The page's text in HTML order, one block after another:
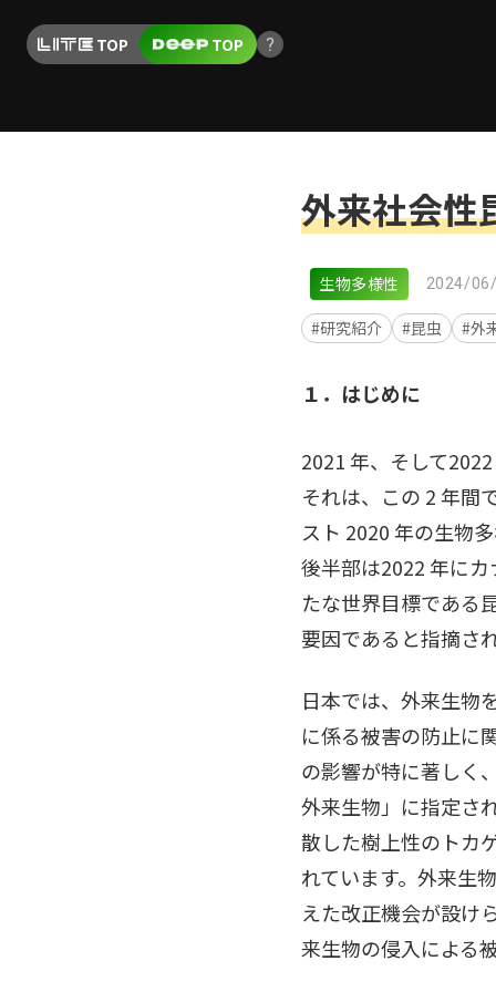
TOP TOP
外来社会性
生物多様性 2024/
#研究紹介 #昆虫 #外
１．はじめに
2021 年、そして
それは、この 2 年間
スト 2020 年の生物
後半部は2022 年に
たな世界目標である
要因であると指摘さ
日本では、外来生物
に係る被害の防止に
の影響が特に著しく
外来生物」に指定さ
散した樹上性のトカ
れています。外来生
えた改正機会が設け
来生物の侵入による